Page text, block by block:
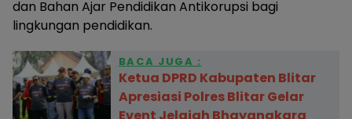
dan Bahan Ajar Pendidikan Antikorupsi bagi
lingkungan pendidikan.
BACA JUGA :
Ketua DPRD Kabupaten Blitar
Apresiasi Polres Blitar Gelar
Event Jelajah Bhayangkara